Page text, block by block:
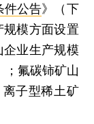
件公告》（下
模方面设置
业生产规模
氟碳铈矿山
子型稀土矿